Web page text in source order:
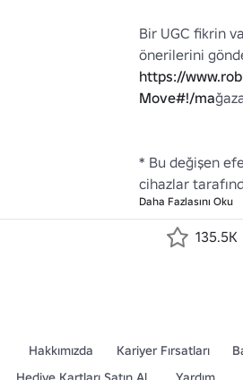
Bir UGC fikrin
https://
Move#!/ma
* Bu değişen
cihazlar
Daha Fazlasını Oku
135.5K
Hakkımızda Kariyer Fırsatları